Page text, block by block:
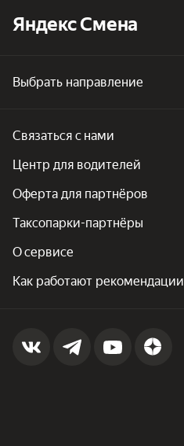
Яндекс Смена
Выбрать направление
Связаться с нами
Центр для водителей
Оферта для партнёров
Таксопарки-партнёры
О сервисе
Как работают рекомендации